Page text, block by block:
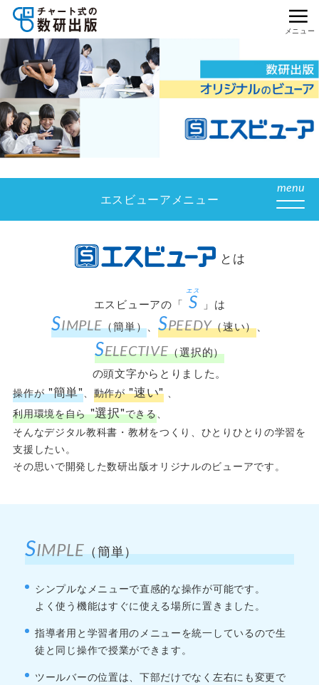
メニュー
エスビューアメニュー
menu
とは
エスビューアの「 S 」は
SIMPLE（簡単） SPEEDY（速い）
SELECTIVE（選択的）
の頭文字からとりました。
操作が"簡単"、 動作が"速い"
利用環境を自ら"選択"できる、
そんなデジタル教科書・教材をつくり、ひとりひとりの学習を
支援したい。
その思いで開発した数研出版オリジナルのビューアです。
SIMPLE（簡単）
シンプルなメニューで直感的な操作が可能です。
よく使う機能はすぐに使える場所に置きました。
指導者用と学習者用のメニューを統一しているので生
徒と同じ操作で授業ができます。
ツールバーの位置は、下部だけでなく左右にも変更で